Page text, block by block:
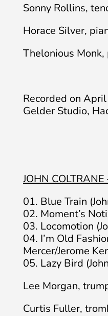
Sonny Rollins,
Horace Silver,
Thelonious Monk,
Recorded on
Gelder Studio,
JOHN
01. Blue Train
02. Moment’s
03. Locomotion
04. I’m Old
Mercer/Jerome
05. Lazy Bird
Lee Morgan,
Curtis Fuller,